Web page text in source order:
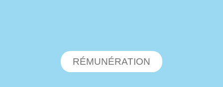
RÉMUNÉRATION